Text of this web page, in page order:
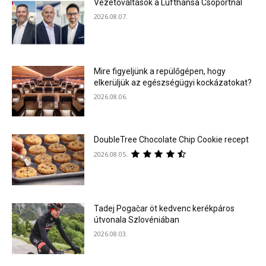
Vezetőváltások a Lufthansa Csoportnál
2026.08.07.
Mire figyeljünk a repülőgépen, hogy
elkerüljük az egészségügyi kockázatokat?
2026.08.06.
DoubleTree Chocolate Chip Cookie recept
2026.08.05.
Tadej Pogačar öt kedvenc kerékpáros
útvonala Szlovéniában
2026.08.03.